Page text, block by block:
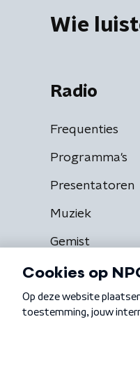
Wie
Radio
Frequenties
Programma's
Presentatoren
Muziek
Gemist
Algemene